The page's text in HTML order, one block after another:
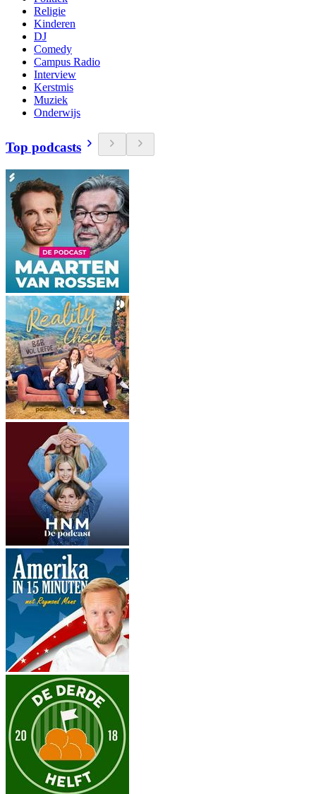
Religie
Kinderen
DJ
Comedy
Campus Radio
Interview
Kerstmis
Muziek
Onderwijs
Top podcasts